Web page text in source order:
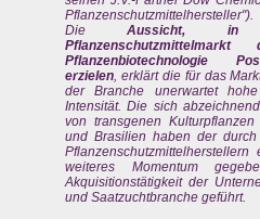
Pflanzenschutzmittelhersteller").
DieAussicht, in
Pflanzenbiotechnologie
erzielen, erklärt die für das
der Branche unerwartet
Intensität. Die sich
von transgenen
und Brasilien haben der
weiteres Momentum
Akquisitionstätigkeit der
und Saatzuchtbranche geführt.